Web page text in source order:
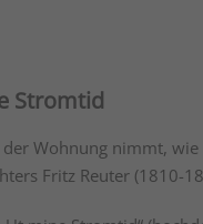
Stromtid
Wohnung nimmt,
Fritz Reuter (1810-